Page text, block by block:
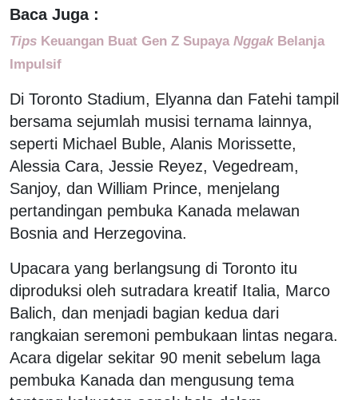
Baca Juga :
Tips Keuangan Buat Gen Z Supaya NggakBelanja
Impulsif
Di Toronto Stadium, Elyanna dan Fatehi tampil
bersama sejumlah musisi ternama lainnya,
seperti Michael Buble, Alanis Morissette,
Alessia Cara, Jessie Reyez, Vegedream,
Sanjoy, dan William Prince, menjelang
pertandingan pembuka Kanada melawan
Bosnia and Herzegovina.
Upacara yang berlangsung di Toronto itu
diproduksi oleh sutradara kreatif Italia, Marco
Balich, dan menjadi bagian kedua dari
rangkaian seremoni pembukaan lintas negara.
Acara digelar sekitar 90 menit sebelum laga
pembuka Kanada dan mengusung tema